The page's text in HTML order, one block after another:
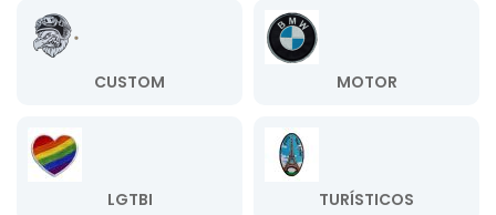
CUSTOM MOTOR
LGTBI TURÍSTICOS